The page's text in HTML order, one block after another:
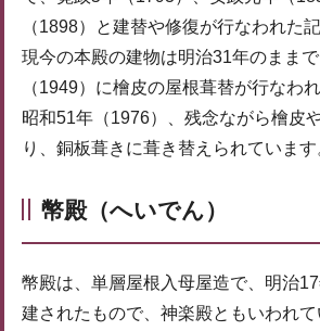
（1898）と建替や修復が行なわれた
現今の本殿の建物は明治31年のまま
（1949）に檜皮の屋根葺替が行なわれ
昭和51年（1976）、残念ながら檜皮
り、銅板葺きに葺き替えられています
幣殿（へいでん）
幣殿は、単層屋根入母屋造で、明治
建されたもので、神楽殿ともいわれて